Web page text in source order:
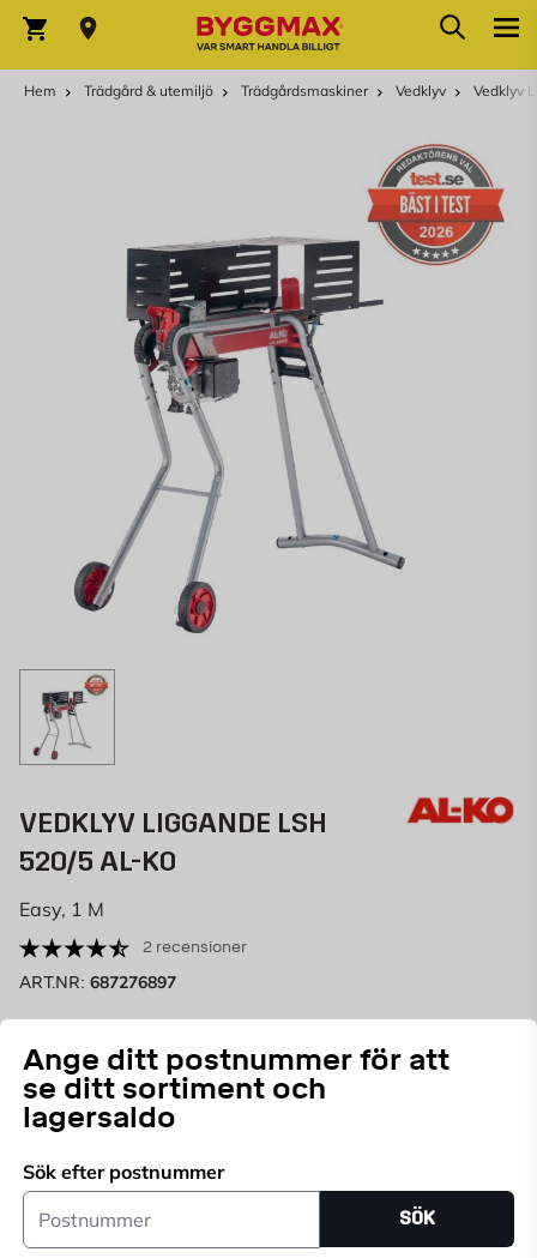
Ange ditt postnummer för att
se ditt sortiment och
lagersaldo
Sök efter postnummer
Postnummer
SÖK
Varukorg Sök
Hem Trädgård & utemiljö Trädgårdsmaskiner Vedklyv Vedklyv
VEDKLYV LIGGANDE LSH
520/5 AL-KO
Easy, 1 M
2 recensioner
ART.NR: 687276897
klyva veden med bra arbetshöjd vilket gör att du kan
arbeta länge utan att få ont i ryggen. Stor klyvlängd
upp till 52 cm.
Läs mer
Endast online
Angepostnummerför att se lagerstatus